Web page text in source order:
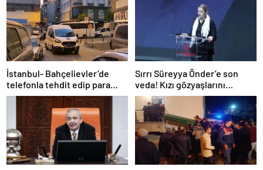
İstanbul- Bahçelievler’de
telefonla tehdit edip para
istediler, ret cevabı alınca iş
yerini kurşunladılar
Sırrı Süreyya Önder’e son
veda! Kızı gözyaşlarını
tutamadı: Hayatın tüm rengi
gitti baba…